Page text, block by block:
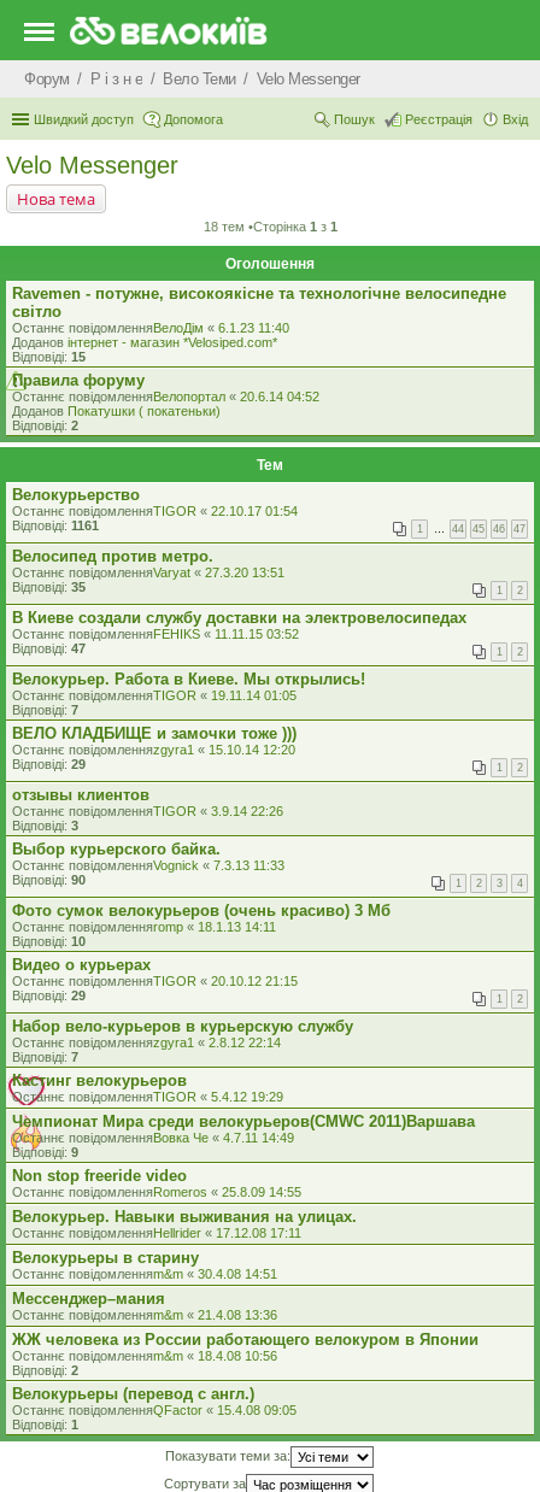
Форум Р i з н е Вело Теми Velo Messenger
Швидкий доступ Допомога Вхід
Реєстрація
Пошук
Velo Messenger
Нова тема
18 тем •Сторінка 1 з 1
Оголошення
Ravemen - потужне, високоякісне та технологічне велосипедне
світло
Останнє повідомленняВелоДім « 6.1.23 11:40
Доданов iнтернет - магазин *Velosiped.com*
Відповіді: 15
Правила форуму
Останнє повідомленняВелопортал « 20.6.14 04:52
Доданов Покатушки ( покатеньки)
Відповіді: 2
Тем
Велокурьерство
Останнє повідомленняTIGOR « 22.10.17 01:54
Відповіді: 1161 1 … 44 45 46 47
Велосипед против метро.
Останнє повідомленняVaryat « 27.3.20 13:51
Відповіді: 35 1 2
В Киеве создали службу доставки на электровелосипедах
Останнє повідомленняFEHIKS « 11.11.15 03:52
Відповіді: 47 1 2
Велокурьер. Работа в Киеве. Мы открылись!
Останнє повідомленняTIGOR « 19.11.14 01:05
Відповіді: 7
ВЕЛО КЛАДБИЩЕ и замочки тоже )))
Останнє повідомленняzgyra1 « 15.10.14 12:20
Відповіді: 29 1 2
отзывы клиентов
Останнє повідомленняTIGOR « 3.9.14 22:26
Відповіді: 3
Выбор курьерского байка.
Останнє повідомленняVognick « 7.3.13 11:33
Відповіді: 90 1 2 3 4
Фото сумок велокурьеров (очень красиво) 3 Мб
Останнє повідомленняromp « 18.1.13 14:11
Відповіді: 10
Видео о курьерах
Останнє повідомленняTIGOR « 20.10.12 21:15
Відповіді: 29 1 2
Набор вело-курьеров в курьерскую службу
Останнє повідомленняzgyra1 « 2.8.12 22:14
Відповіді: 7
Кастинг велокурьеров
Останнє повідомленняTIGOR « 5.4.12 19:29
Чемпионат Мира среди велокурьеров(CMWC 2011)Варшава
Останнє повідомленняВовка Че « 4.7.11 14:49
Відповіді: 9
Non stop freeride video
Останнє повідомленняRomeros « 25.8.09 14:55
Велокурьер. Навыки выживания на улицах.
Останнє повідомленняHellrider « 17.12.08 17:11
Велокурьеры в старину
Останнє повідомленняm&m « 30.4.08 14:51
Мессенджер–мания
Останнє повідомленняm&m « 21.4.08 13:36
ЖЖ человека из России работающего велокуром в Японии
Останнє повідомленняm&m « 18.4.08 10:56
Відповіді: 2
Велокурьеры (перевод с англ.)
Останнє повідомленняQFactor « 15.4.08 09:05
Відповіді: 1
Показувати теми за:
Сортувати за